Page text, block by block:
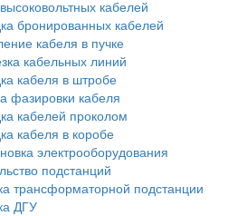
кабелей
бронированных кабелей
кабеля в пучке
кабельных линий
кабеля в штробе
фазировки кабеля
кабелей проколом
кабеля в коробе
электрооборудования
подстанций
трансформаторной подстанции
ДГУ